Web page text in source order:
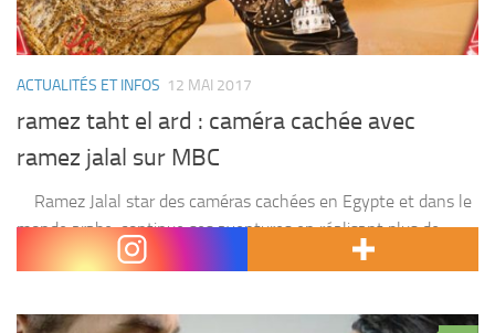
ACTUALITÉS ET INFOS 12 MAI 2017
ramez taht el ard : caméra cachée avec
ramez jalal sur MBC
Ramez Jalal star des caméras cachées en Egypte et dans le
monde arabe ,continue ses aventures en réalisant plus de
succès grâce à son nouveau concept » ramez taht el ard » ,...